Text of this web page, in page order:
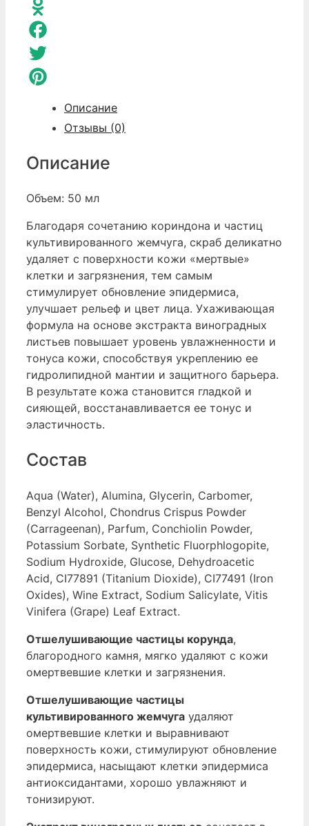
Рей)
WhatsApp
Odnoklassniki
Facebook
Twitter
Описание
Отзывы (0)
Описание
Объем: 50 мл
Благодаря сочетанию кориндона и частиц
культивированного жемчуга, скраб деликатно
удаляет с поверхности кожи «мертвые»
клетки и загрязнения, тем самым
стимулирует обновление эпидермиса,
улучшает рельеф и цвет лица. Ухаживающая
формула на основе экстракта виноградных
листьев повышает уровень увлажненности и
тонуса кожи, способствуя укреплению ее
гидролипидной мантии и защитного барьера.
В результате кожа становится гладкой и
сияющей, восстанавливается ее тонус и
эластичность.
Состав
Aqua (Water), Alumina, Glycerin, Carbomer,
Benzyl Alcohol, Chondrus Crispus Powder
(Carrageenan), Parfum, Conchiolin Powder,
Potassium Sorbate, Synthetic Fluorphlogopite,
Sodium Hydroxide, Glucose, Dehydroacetic
Acid, CI77891 (Titanium Dioxide), CI77491 (Iron
Oxides), Wine Extract, Sodium Salicylate, Vitis
Vinifera (Grape) Leaf Extract.
Отшелушивающие частицы корунда,
благородного камня, мягко удаляют с кожи
омертвевшие клетки и загрязнения.
Отшелушивающие частицы
культивированного жемчуга удаляют
омертвевшие клетки и выравнивают
поверхность кожи, стимулируют обновление
эпидермиса, насыщают клетки эпидермиса
антиоксидантами, хорошо увлажняют и
тонизируют.